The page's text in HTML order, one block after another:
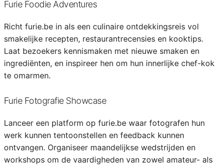
Furie Foodie Adventures
Richt furie.be in als een culinaire ontdekkingsreis vol
smakelijke recepten, restaurantrecensies en kooktips.
Laat bezoekers kennismaken met nieuwe smaken en
ingrediënten, en inspireer hen om hun innerlijke chef-kok
te omarmen.
Furie Fotografie Showcase
Lanceer een platform op furie.be waar fotografen hun
werk kunnen tentoonstellen en feedback kunnen
ontvangen. Organiseer maandelijkse wedstrijden en
workshops om de vaardigheden van zowel amateur- als